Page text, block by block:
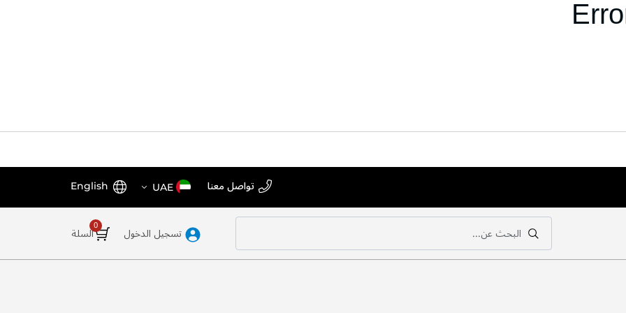
تواصل معنا اختر
المتجر
UAE اللغة English
السلة تسجيل الدخول
بحث
البحث عن...
بحث